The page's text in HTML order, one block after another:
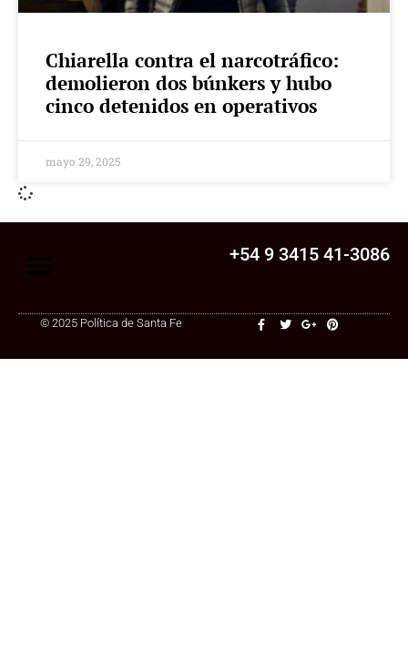
Chiarella contra el narcotráfico:
demolieron dos búnkers y hubo
cinco detenidos en operativos
mayo 29, 2025
+54 9 3415 41-3086
© 2025 Política de Santa Fe